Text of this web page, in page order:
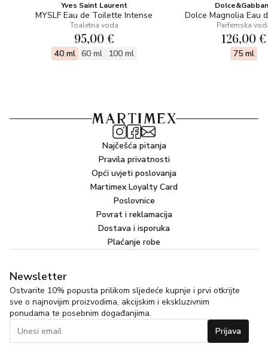
Yves Saint Laurent
MYSLF Eau de Toilette Intense
Toaletna voda
95,00 €
40 ml 60 ml 100 ml
Dolce Magnolia Eau
Parfemska
126,00 €
75 ml
Najčešća pitanja
Pravila privatnosti
Opći uvjeti poslovanja
Martimex Loyalty Card
Poslovnice
Povrat i reklamacija
Dostava i isporuka
Plaćanje robe
Newsletter
Ostvarite 10% popusta prilikom sljedeće kupnje i prvi otkrijte
sve o najnovijim proizvodima, akcijskim i ekskluzivnim
ponudama te posebnim događanjima.
Prijava